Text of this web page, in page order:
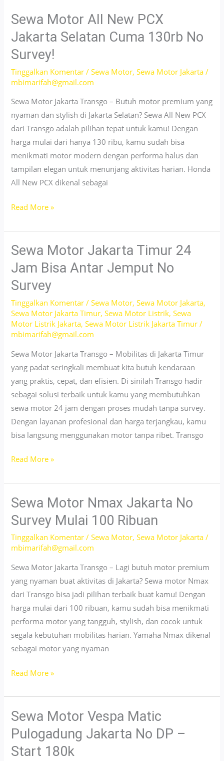
Gear
80rb/Bulan
di
Jakarta
No
Survey
No
Sewa Motor All New PCX
Jakarta Selatan Cuma 130rb No
Survey!
Tinggalkan Komentar /Sewa Motor,Sewa Motor Jakarta /
mbimarifah@gmail.com
Sewa Motor Jakarta Transgo – Butuh motor premium yang
nyaman dan stylish di Jakarta Selatan? Sewa All New PCX
dari Transgo adalah pilihan tepat untuk kamu! Dengan
harga mulai dari hanya 130 ribu, kamu sudah bisa
menikmati motor modern dengan performa halus dan
tampilan elegan untuk menunjang aktivitas harian. Honda
All New PCX dikenal sebagai
Sewa
All
New
PCX
Jakarta
Selatan
Cuma
130rb
No
Read More »
Sewa Motor Jakarta Timur 24
Jam Bisa Antar Jemput No
Survey
Tinggalkan Komentar /Sewa Motor,Sewa Motor Jakarta,
Sewa Motor Jakarta Timur,Sewa Motor Listrik,Sewa
Motor Listrik Jakarta,Sewa Motor Listrik Jakarta Timur /
mbimarifah@gmail.com
Sewa Motor Jakarta Transgo – Mobilitas di Jakarta Timur
yang padat seringkali membuat kita butuh kendaraan
yang praktis, cepat, dan efisien. Di sinilah Transgo hadir
sebagai solusi terbaik untuk kamu yang membutuhkan
sewa motor 24 jam dengan proses mudah tanpa survey.
Dengan layanan profesional dan harga terjangkau, kamu
bisa langsung menggunakan motor tanpa ribet. Transgo
Sewa
Jakarta
Timur
24
Jam
Bisa
Antar
Jemput
No
Survey
Read More »
Sewa Motor Nmax Jakarta No
Survey Mulai 100 Ribuan
Tinggalkan Komentar /Sewa Motor,Sewa Motor Jakarta /
mbimarifah@gmail.com
Sewa Motor Jakarta Transgo – Lagi butuh motor premium
yang nyaman buat aktivitas di Jakarta? Sewa motor Nmax
dari Transgo bisa jadi pilihan terbaik buat kamu! Dengan
harga mulai dari 100 ribuan, kamu sudah bisa menikmati
performa motor yang tangguh, stylish, dan cocok untuk
segala kebutuhan mobilitas harian. Yamaha Nmax dikenal
sebagai motor yang nyaman
Sewa
Nmax
Jakarta
No
Survey
Mulai
Read More »
Sewa Motor Vespa Matic
Pulogadung Jakarta No DP –
Start 180k